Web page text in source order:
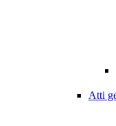
Atti